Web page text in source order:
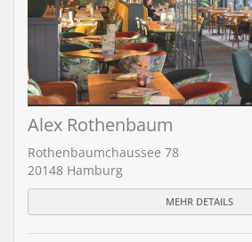
Alex Rothenbaum
Rothenbaumchaussee 78
20148 Hamburg
MEHR DETAILS